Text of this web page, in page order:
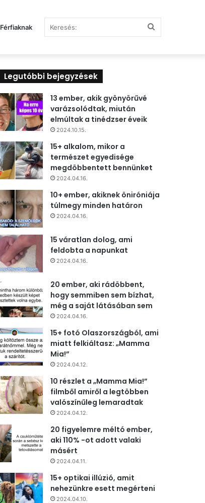
Férfiaknak
Legutóbbi bejegyzések
13 ember, akik gyönyörűvé
varázsolódtak, miután
elmúltak a tinédzser éveik
2024.10.15.
15+ alkalom, mikor a
természet egyedisége
megdöbbentett bennünket
2024.04.16.
10+ ember, akiknek öniróniája
túlmegy minden határon
2024.04.16.
15 váratlan dolog, ami
feldobta a napunkat
2024.04.16.
20 ember, aki rádöbbent,
hogy semmiben sem bízhat,
még a saját látásában sem
2024.04.16.
15+ fotó Olaszországból, ami
miatt felkiáltasz: „Mamma
Mia!”
2024.04.12.
10 részlet a „Mamma Mia!”
filmből amiről a legtöbben
valószínűleg lemaradtak
2024.04.12.
20 figyelemre méltó ember,
aki 110% -ot adott valaki
másért
2024.04.11.
15+ optikai illúzió, amit
nehezünkre esett megérteni
2024.04.10.